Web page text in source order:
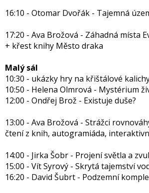
16:10 - Otomar Dvořák - Tajemná
17:20 - Ava Brožová - Záhadná místa
+ křest knihy Město draka
Malý sál
10:30 - ukázky hry na křištálové
10:50 - Helena Olmrová - Mystérium
12:00 - Ondřej Brož - Existuje duše?
13:00 - Ava Brožová - Strážci
čtení z knih, autogramiáda,
14:00 - Jirka Šobr - Projení světla a
15:00 - Vít Syrový - Skrytá tajemství
16:20 - David Šubrt - Podzemní